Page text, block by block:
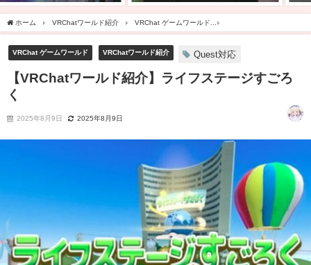
ホーム VRChatワールド紹介 VRChat ゲームワールド
VRChat ゲームワールド VRChatワールド紹介 Quest対応
【VRChatワールド紹介】ライフステージすごろ
く
2025年8月9日 2025年8月9日